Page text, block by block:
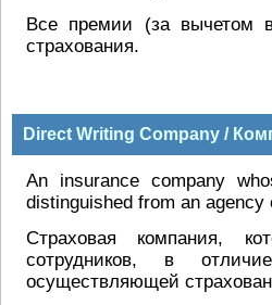
Все премии (за вычетом
страхования.
Direct Writing Company /
An insurance company
distinguished from an
Страховая компания,
сотрудников, в
осуществляющей